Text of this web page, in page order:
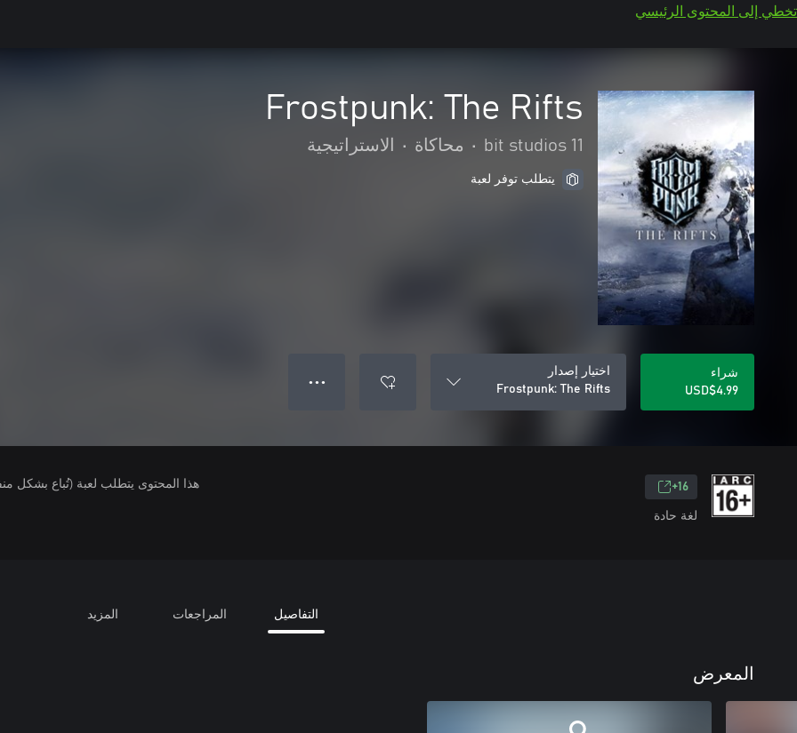
تخطي إلى المحتوى الرئيسي
Frostpunk: The Rifts
11 bit studios
• محاكاة • الاستراتيجية
يتطلب توفر لعبة
شراء
USD$4.99
اختيار إصدار
Frostpunk: The Rifts
● ● ●
16+
لغة حادة
هذا المحتوى يتطلب لعبة (تُباع بشكل
التفاصيل المراجعات المزيد
المعرض